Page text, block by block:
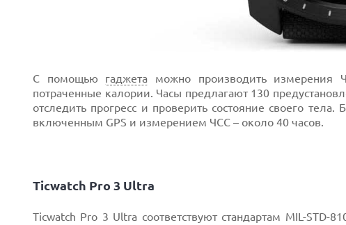
С помощью гаджета можно производить измерения
потраченные калории. Часы предлагают 130
отследить прогресс и проверить состояние своего
включенным GPS и измерением ЧСС – около 40 часов.
Ticwatch Pro 3 Ultra
Ticwatch Pro 3 Ultra соответствуют стандартам MIL-